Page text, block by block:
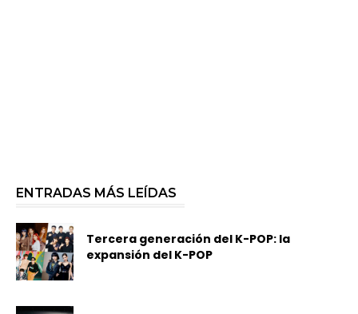
ENTRADAS MÁS LEÍDAS
Tercera generación del K-POP: la
expansión del K-POP